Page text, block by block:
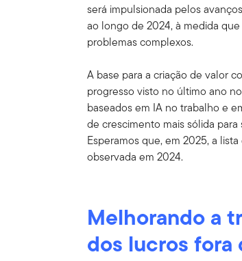
será impulsionada pelos
ao longo de 2024, à medida
problemas complexos.
A base para a criação de valor
progresso visto no último ano
baseados em IA no trabalho e
de crescimento mais sólida
Esperamos que, em 2025, a
observada em 2024.
Melhorando a
dos lucros